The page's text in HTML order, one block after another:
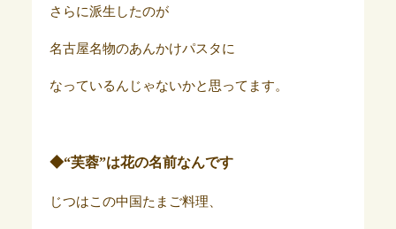
さらに派生したのが
名古屋名物のあんかけパスタに
なっているんじゃないかと思ってます。
◆“芙蓉”は花の名前なんです
じつはこの中国たまご料理、